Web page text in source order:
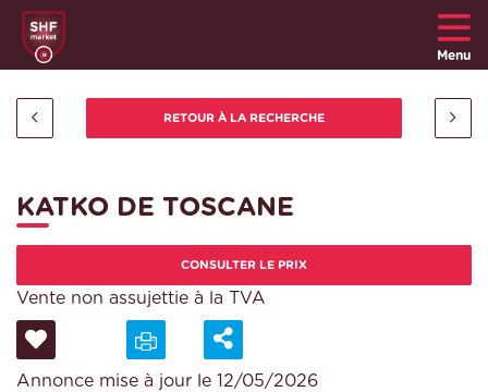
Menu
KATKO DE TOSCANE
CONSULTER LE PRIX
Vente non assujettie à la TVA
Annonce mise à jour le 12/05/2026